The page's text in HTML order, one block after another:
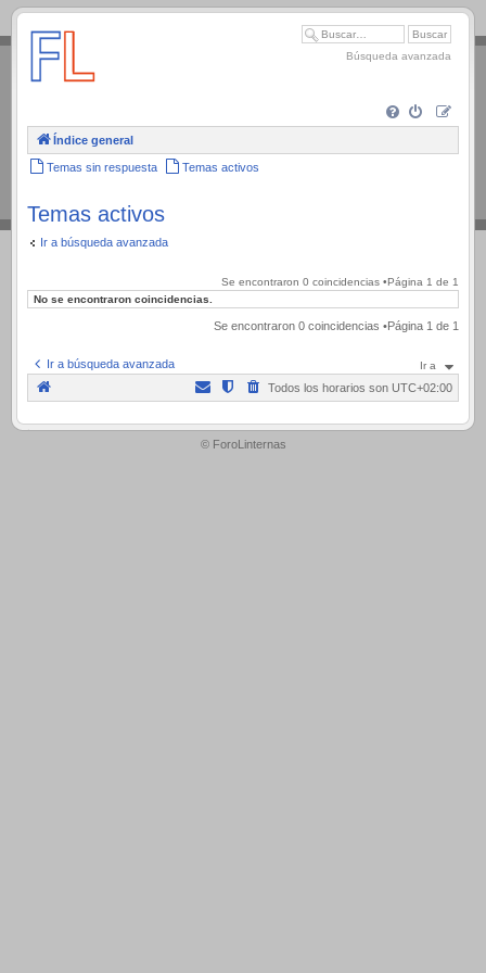
.
Búsqueda avanzada
Índice general
Temas sin respuesta Temas activos
Temas activos
Ir a búsqueda avanzada
Se encontraron 0 coincidencias •Página 1 de 1
No se encontraron coincidencias.
Se encontraron 0 coincidencias •Página 1 de 1
Ir a búsqueda avanzada Ir a
Todos los horarios son UTC+02:00
.
© ForoLinternas